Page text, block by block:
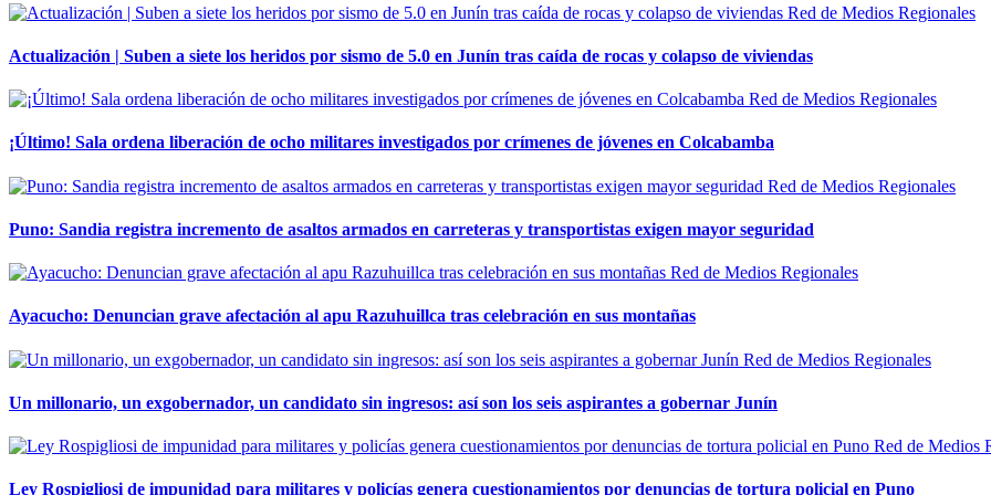
Red de Medios Regionales
Actualización | Suben a siete los heridos por sismo de 5.0 en Junín tras caída de rocas y colapso de viviendas
Red de Medios Regionales
¡Último! Sala ordena liberación de ocho militares investigados por crímenes de jóvenes en Colcabamba
Red de Medios Regionales
Puno: Sandia registra incremento de asaltos armados en carreteras y transportistas exigen mayor seguridad
Red de Medios Regionales
Ayacucho: Denuncian grave afectación al apu Razuhuillca tras celebración en sus montañas
Red de Medios Regionales
Un millonario, un exgobernador, un candidato sin ingresos: así son los seis aspirantes a gobernar Junín
Red de Medios
Ley Rospigliosi de impunidad para militares y policías genera cuestionamientos por denuncias de tortura policial en Puno